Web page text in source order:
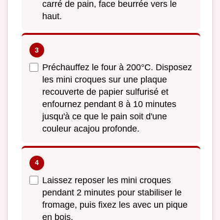
carré de pain, face beurrée vers le
haut.
Préchauffez le four à 200°C. Disposez
les mini croques sur une plaque
recouverte de papier sulfurisé et
enfournez pendant 8 à 10 minutes
jusqu'à ce que le pain soit d'une
couleur acajou profonde.
Laissez reposer les mini croques
pendant 2 minutes pour stabiliser le
fromage, puis fixez les avec un pique
en bois.